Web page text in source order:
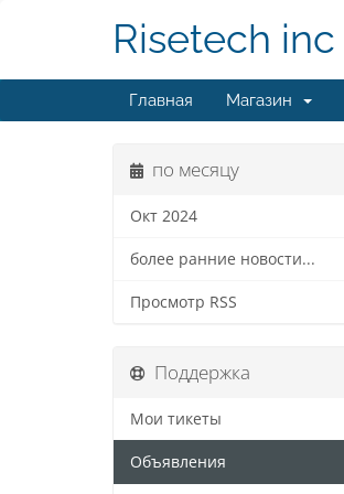
Risetech inc
Главная Магазин
по месяцу
Окт 2024
более ранние новости...
Просмотр RSS
Поддержка
Мои тикеты
Объявления